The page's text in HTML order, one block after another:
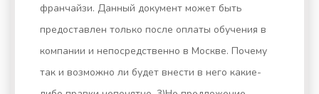
франчайзи. Данный документ может быть
предоставлен только после оплаты обучения в
компании и непосредственно в Москве. Почему
так и возможно ли будет внести в него какие-